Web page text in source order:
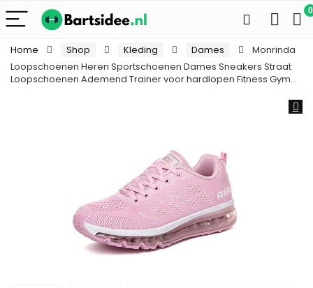
0
Home Shop Kleding Dames
Monrinda
Loopschoenen Heren Sportschoenen Dames Sneakers Straat
Loopschoenen Ademend Trainer voor hardlopen Fitness Gym…